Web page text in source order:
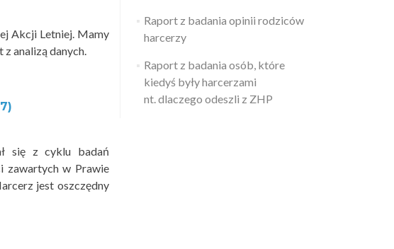
Akcji Letniej. Mamy
analizą danych.
się z cyklu badań
zawartych w Prawie
jest oszczędny
Raport z badania opinii rodziców
harcerzy
Raport z badania osób, które
kiedyś były harcerzami
nt. dlaczego odeszli z ZHP